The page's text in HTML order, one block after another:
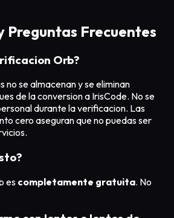
Preguntas Frecuentes
Orb?
no se almacenan y se eliminan
de la conversion a IrisCode. No se
durante la verificacion. Las
cero aseguran que no puedas ser
es completamente gratuita. No